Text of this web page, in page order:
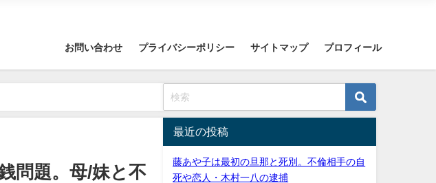
お問い合わせ プライバシーポリシー サイトマップ プロフィール
問題。母/妹と不
最近の投稿
藤あや子は最初の旦那と死別。不倫相手の自
死や恋人・木村一八の逮捕